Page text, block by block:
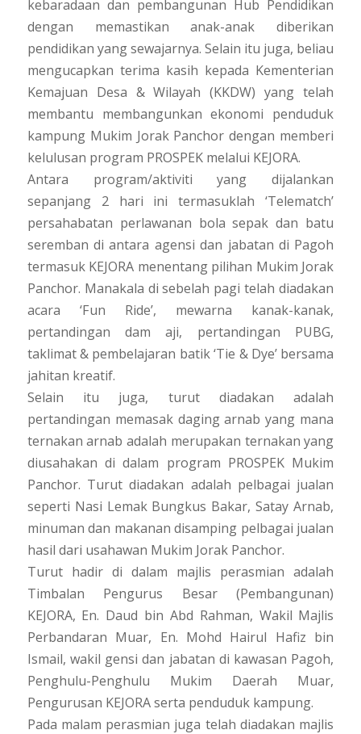
kebaradaan dan pembangunan Hub Pendidikan
dengan memastikan anak-anak diberikan
pendidikan yang sewajarnya. Selain itu juga, beliau
mengucapkan terima kasih kepada Kementerian
Kemajuan Desa & Wilayah (KKDW) yang telah
membantu membangunkan ekonomi penduduk
kampung Mukim Jorak Panchor dengan memberi
kelulusan program PROSPEK melalui KEJORA.
Antara program/aktiviti yang dijalankan
sepanjang 2 hari ini termasuklah ‘Telematch’
persahabatan perlawanan bola sepak dan batu
seremban di antara agensi dan jabatan di Pagoh
termasuk KEJORA menentang pilihan Mukim Jorak
Panchor. Manakala di sebelah pagi telah diadakan
acara ‘Fun Ride’, mewarna kanak-kanak,
pertandingan dam aji, pertandingan PUBG,
taklimat & pembelajaran batik ‘Tie & Dye’ bersama
jahitan kreatif.
Selain itu juga, turut diadakan adalah
pertandingan memasak daging arnab yang mana
ternakan arnab adalah merupakan ternakan yang
diusahakan di dalam program PROSPEK Mukim
Panchor. Turut diadakan adalah pelbagai jualan
seperti Nasi Lemak Bungkus Bakar, Satay Arnab,
minuman dan makanan disamping pelbagai jualan
hasil dari usahawan Mukim Jorak Panchor.
Turut hadir di dalam majlis perasmian adalah
Timbalan Pengurus Besar (Pembangunan)
KEJORA, En. Daud bin Abd Rahman, Wakil Majlis
Perbandaran Muar, En. Mohd Hairul Hafiz bin
Ismail, wakil gensi dan jabatan di kawasan Pagoh,
Penghulu-Penghulu Mukim Daerah Muar,
Pengurusan KEJORA serta penduduk kampung.
Pada malam perasmian juga telah diadakan majlis